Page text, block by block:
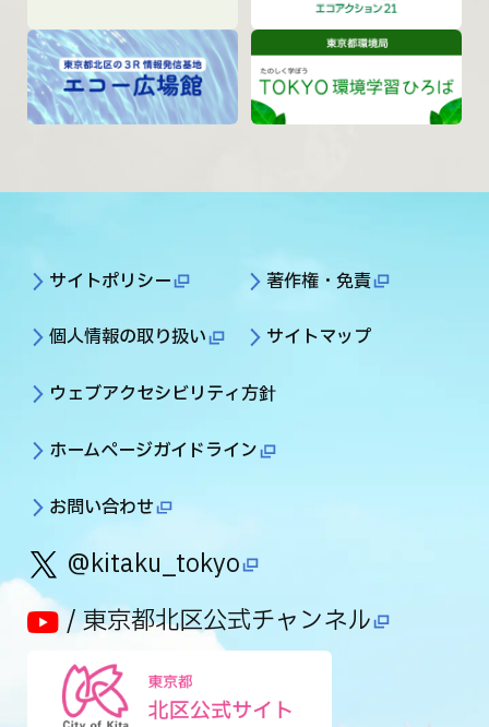
サイトポリシー 著作権・免責
個人情報の取り扱い サイトマップ
ウェブアクセシビリティ方針
ホームページガイドライン
お問い合わせ
@kitaku_tokyo
/ 東京都北区公式チャンネル